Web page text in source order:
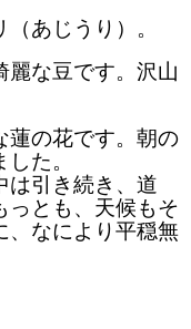
あじうり）。
麗な豆です。沢山
蓮の花です。朝の
た。
は引き続き、道
とも、 天候もそ
、なにより平穏無